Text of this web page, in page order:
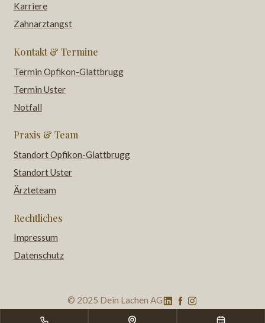
Karriere
Zahnarztangst
Kontakt & Termine
Termin Opfikon-Glattbrugg
Termin Uster
Notfall
Praxis & Team
Standort Opfikon-Glattbrugg
Standort Uster
Ärzteteam
Rechtliches
Impressum
Datenschutz
© 2025 Dein Lachen AG